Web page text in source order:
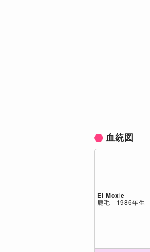
血統図
El Moxie
鹿毛 1986年生